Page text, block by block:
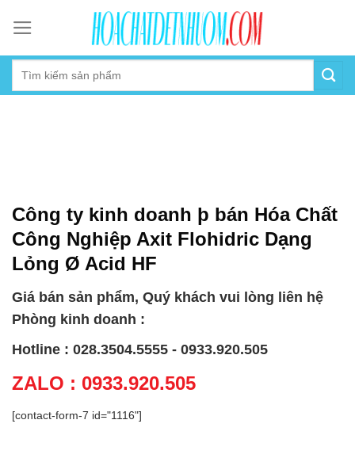
content
Công ty kinh doanh þ bán Hóa Chất
Công Nghiệp Axit Flohidric Dạng
Lỏng Ø Acid HF
Giá bán sản phẩm, Quý khách vui lòng liên hệ
Phòng kinh doanh :
Hotline : 028.3504.5555 - 0933.920.505
ZALO : 0933.920.505
[contact-form-7 id="1116"]